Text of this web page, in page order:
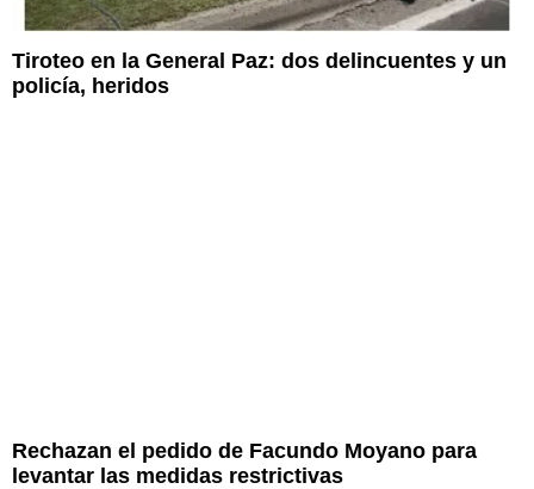
Tiroteo en la General Paz: dos delincuentes y un
policía, heridos
Rechazan el pedido de Facundo Moyano para
levantar las medidas restrictivas